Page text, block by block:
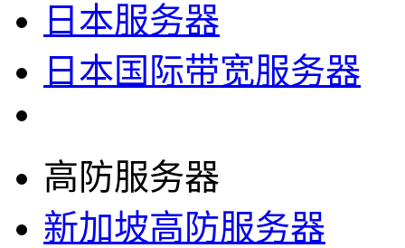
日本服务器
日本国际带宽服务器
高防服务器
新加坡高防服务器